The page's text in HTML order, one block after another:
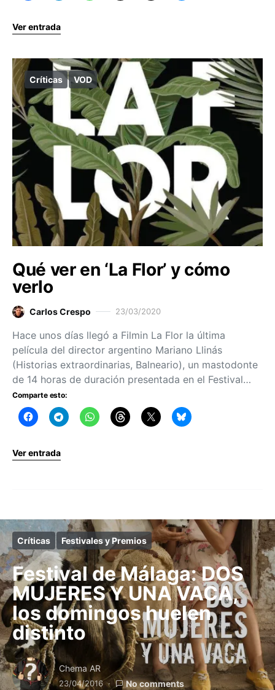
Ver entrada
Críticas VOD
Qué ver en ‘La Flor’ y cómo
verlo
Carlos Crespo 23/03/2020
Hace unos días llegó a Filmin La Flor la última
película del director argentino Mariano Llinás
(Historias extraordinarias, Balneario), un mastodonte
de 14 horas de duración presentada en el Festival…
Comparte esto:
Ver entrada
Críticas Festivales y Premios
Festival de Málaga: DOS
MUJERES Y UNA VACA,
los domingos huelen
distinto
Chema AR
23/04/2016 No comments